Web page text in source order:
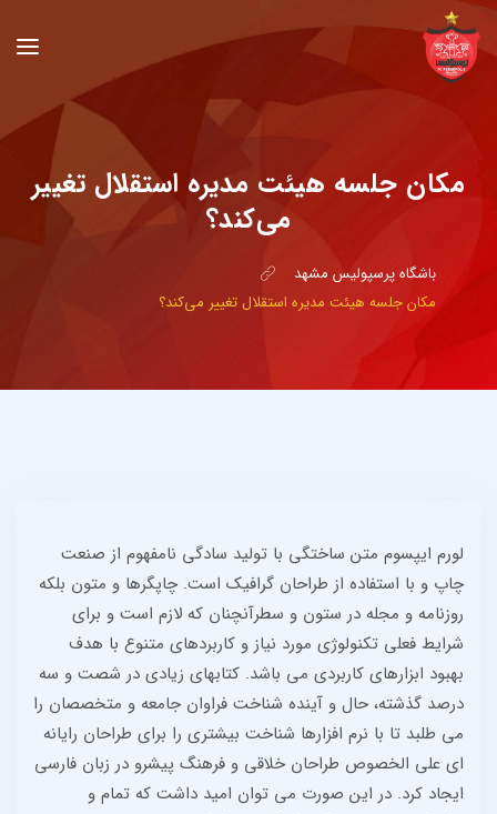
مکان جلسه هیئت مدیره استقلال تغییر
می‌کند؟
باشگاه پرسپولیس مشهد
مکان جلسه هیئت مدیره استقلال تغییر می‌کند؟
لورم ایپسوم متن ساختگی با تولید سادگی نامفهوم از صنعت
چاپ و با استفاده از طراحان گرافیک است. چاپگرها و متون بلکه
روزنامه و مجله در ستون و سطرآنچنان که لازم است و برای
شرایط فعلی تکنولوژی مورد نیاز و کاربردهای متنوع با هدف
بهبود ابزارهای کاربردی می باشد. کتابهای زیادی در شصت و سه
درصد گذشته، حال و آینده شناخت فراوان جامعه و متخصصان را
می طلبد تا با نرم افزارها شناخت بیشتری را برای طراحان رایانه
ای علی الخصوص طراحان خلاقی و فرهنگ پیشرو در زبان فارسی
ایجاد کرد. در این صورت می توان امید داشت که تمام و